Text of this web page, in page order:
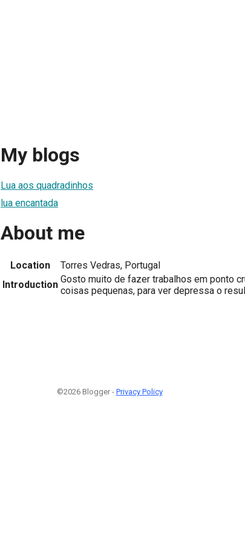
My blogs
Lua aos quadradinhos
lua encantada
About me
Location
Torres Vedras, Portugal
Introduction Gosto muito de fazer trabalhos em ponto
coisas pequenas, para ver depressa o
©2026 Blogger - Privacy Policy